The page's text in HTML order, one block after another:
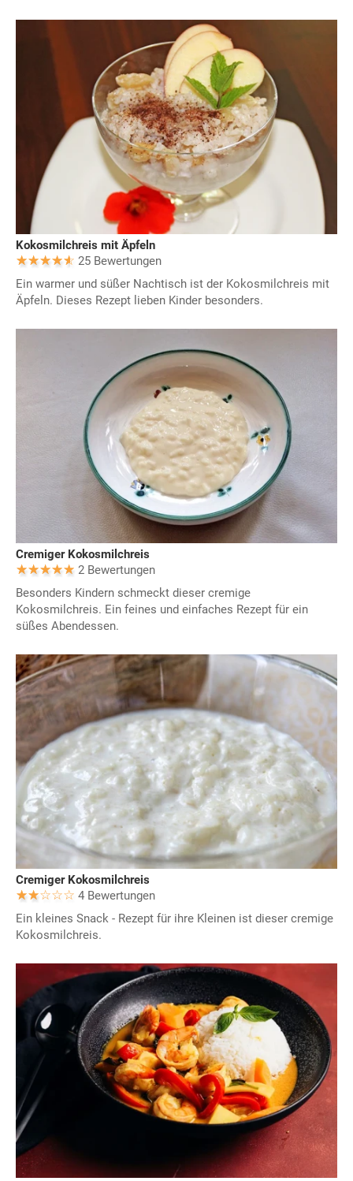
Kokosmilchreis mit Äpfeln
25 Bewertungen
Ein warmer und süßer Nachtisch ist der Kokosmilchreis mit
Äpfeln. Dieses Rezept lieben Kinder besonders.
Cremiger Kokosmilchreis
2 Bewertungen
Besonders Kindern schmeckt dieser cremige
Kokosmilchreis. Ein feines und einfaches Rezept für ein
süßes Abendessen.
Cremiger Kokosmilchreis
4 Bewertungen
Ein kleines Snack - Rezept für ihre Kleinen ist dieser cremige
Kokosmilchreis.